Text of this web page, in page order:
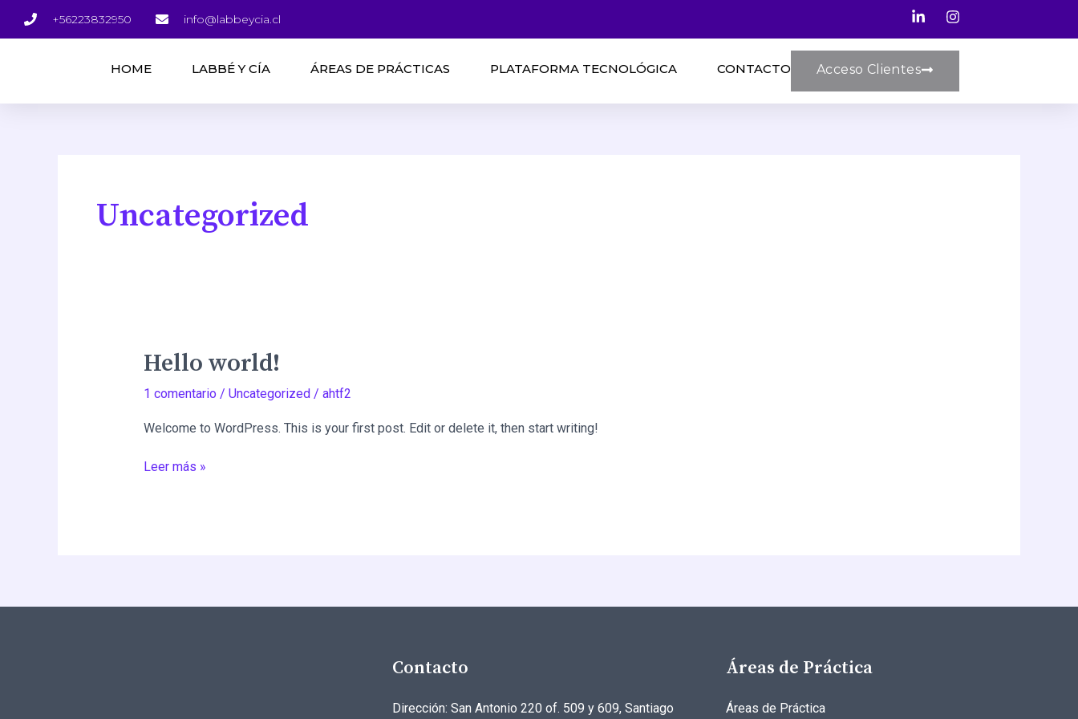
+56223832950 info@labbeycia.cl
HOME LABBÉ Y CÍA ÁREAS DE PRÁCTICAS PLATAFORMA TECNOLÓGICA CONTACTO Acceso Clientes
Uncategorized
Hello world!
1 comentario / Uncategorized / ahtf2
Welcome to WordPress. This is your first post. Edit or delete it, then start writing!
Hello
Leer más »
Contacto
Dirección: San Antonio 220 of. 509 y 609, Santiago
Áreas de Práctica
Áreas de Práctica